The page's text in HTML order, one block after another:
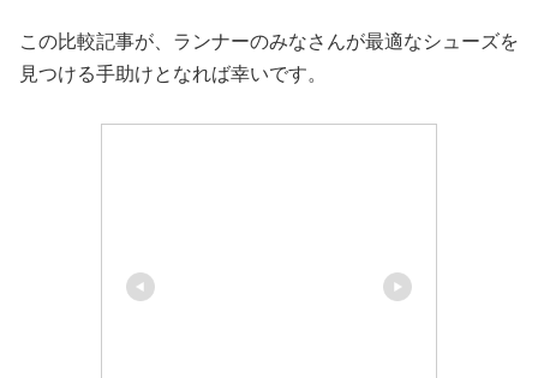
この比較記事が、ランナーのみなさんが最適なシューズを
見つける手助けとなれば幸いです。